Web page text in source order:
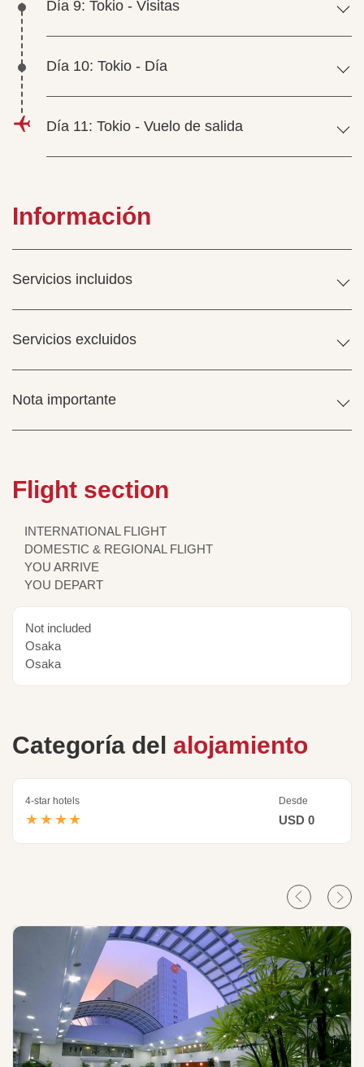
Día 9: Tokio - Visitas
Día 10: Tokio - Día
Día 11: Tokio - Vuelo de salida
Información
Servicios incluidos
Servicios excluidos
Nota importante
Flight section
INTERNATIONAL FLIGHT
DOMESTIC & REGIONAL FLIGHT
YOU ARRIVE
YOU DEPART
Not included
Osaka
Osaka
Categoría del alojamiento
4-star hotels
★★★★
Desde
USD 0